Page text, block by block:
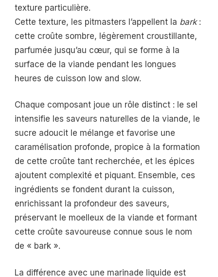
texture particulière.
Cette texture, les pitmasters l’appellent la bark:
cette croûte sombre, légèrement croustillante,
parfumée jusqu’au cœur, qui se forme à la
surface de la viande pendant les longues
heures de cuisson low and slow.
Chaque composant joue un rôle distinct : le sel
intensifie les saveurs naturelles de la viande, le
sucre adoucit le mélange et favorise une
caramélisation profonde, propice à la formation
de cette croûte tant recherchée, et les épices
ajoutent complexité et piquant. Ensemble, ces
ingrédients se fondent durant la cuisson,
enrichissant la profondeur des saveurs,
préservant le moelleux de la viande et formant
cette croûte savoureuse connue sous le nom
de « bark ».
La différence avec une marinade liquide est